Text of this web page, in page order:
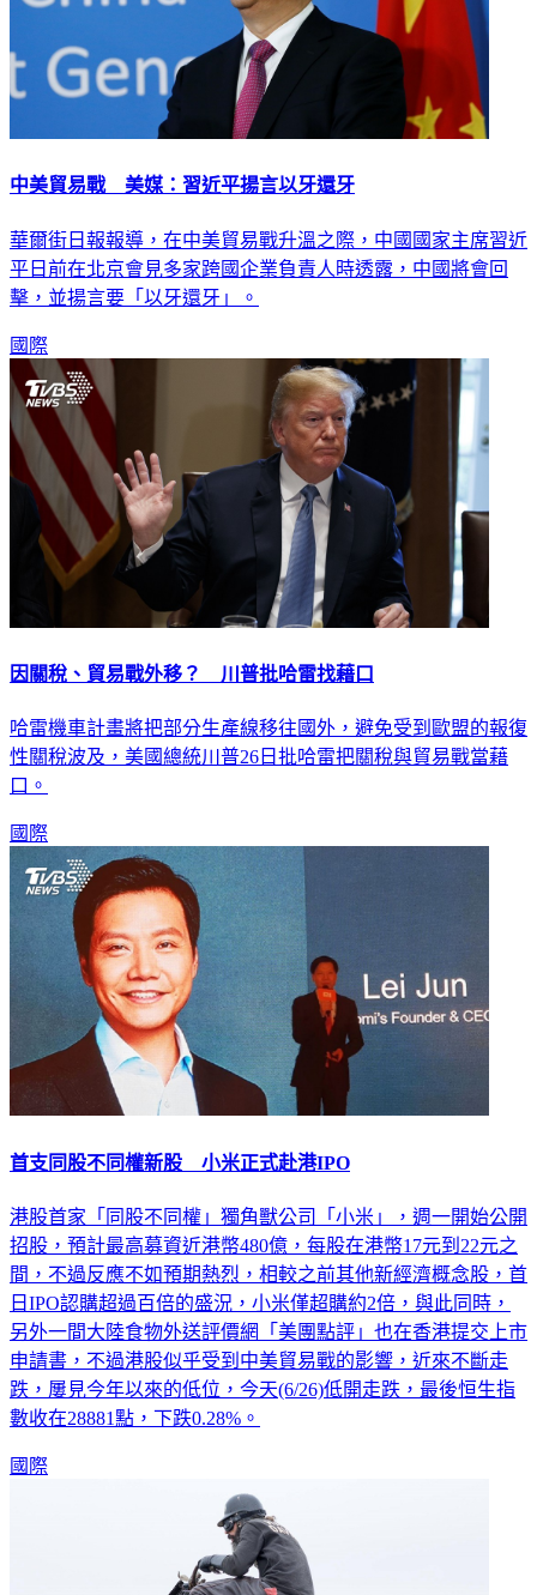
中美貿易戰 美媒：習近平揚言以牙還牙
華爾街日報報導，在中美貿易戰升溫之際，中國國家主席習近
平日前在北京會見多家跨國企業負責人時透露，中國將會回
擊，並揚言要「以牙還牙」。
國際
因關稅、貿易戰外移？ 川普批哈雷找藉口
哈雷機車計畫將把部分生產線移往國外，避免受到歐盟的報復
性關稅波及，美國總統川普26日批哈雷把關稅與貿易戰當藉
口。
國際
首支同股不同權新股 小米正式赴港IPO
港股首家「同股不同權」獨角獸公司「小米」，週一開始公開
招股，預計最高募資近港幣480億，每股在港幣17元到22元之
間，不過反應不如預期熱烈，相較之前其他新經濟概念股，首
日IPO認購超過百倍的盛況，小米僅超購約2倍，與此同時，
另外一間大陸食物外送評價網「美團點評」也在香港提交上市
申請書，不過港股似乎受到中美貿易戰的影響，近來不斷走
跌，屢見今年以來的低位，今天(6/26)低開走跌，最後恒生指
數收在28881點，下跌0.28%。
國際